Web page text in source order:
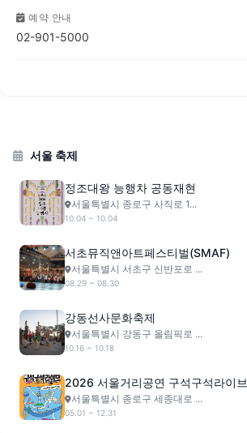
예약 안내
02-901-5000
서울 축제
정조대왕 능행차 공동재현
서울특별시 종로구 사직로 1...
10.04 ~ 10.04
서초뮤직앤아트페스티벌(SMAF)
서울특별시 서초구 신반포로 ...
08.29 ~ 08.30
강동선사문화축제
서울특별시 강동구 올림픽로 ...
10.16 ~ 10.18
2026 서울거리공연 구석구석라이브
서울특별시 종로구 세종대로 ...
05.01 ~ 12.31